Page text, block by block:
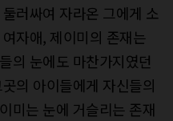
러싸여 자라온 그에게 소
자애, 제이미의 존재는
의 눈에도 마찬가지였던
의 아이들에게 자신들의
미는 눈에 거슬리는 존재